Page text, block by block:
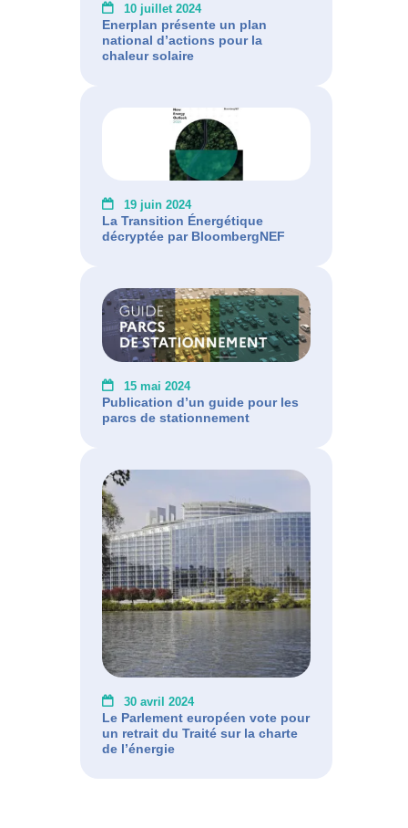
10 juillet 2024
Enerplan présente un plan
national d’actions pour la
chaleur solaire
19 juin 2024
La Transition Énergétique
décryptée par BloombergNEF
15 mai 2024
Publication d’un guide pour les
parcs de stationnement
30 avril 2024
Le Parlement européen vote pour
un retrait du Traité sur la charte
de l’énergie